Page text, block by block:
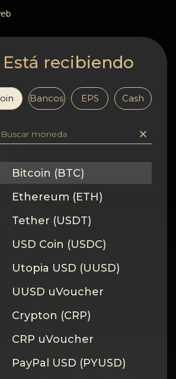
Está recibiendo
Bancos EPS Cash
Bitcoin (BTC)
Ethereum (ETH)
Tether (USDT)
USD Coin (USDC)
Utopia USD (UUSD)
UUSD uVoucher
Crypton (CRP)
CRP uVoucher
PayPal USD (PYUSD)